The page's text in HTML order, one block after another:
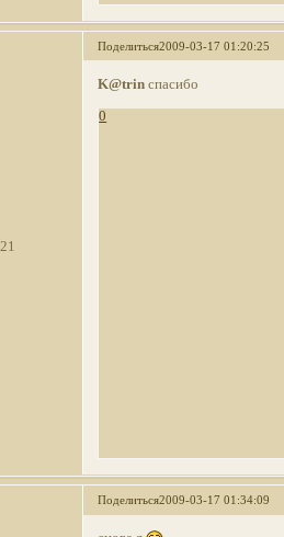
Поделиться2009-03-17 01:20:25
K@trin спасибо
0
Поделиться2009-03-17 01:34:09